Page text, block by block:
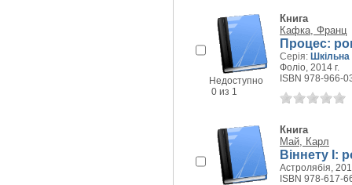
Недоступно
0 из 1
Книга
Кафка, Франц
Процес:
Серія: Шкільна
Фоліо, 2014 г.
ISBN 978-966-
Книга
Май, Карл
Віннету І:
Астролябія,
ISBN 978-617-